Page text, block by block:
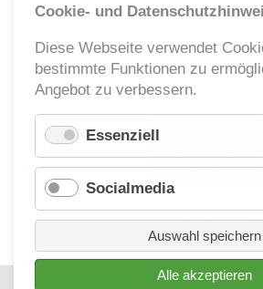
Cookie- und
Diese Webseite verwendet
bestimmte Funktionen zu
Angebot zu verbessern.
Essenziell
Socialmedia
Auswahl speichern
Alle akzeptieren